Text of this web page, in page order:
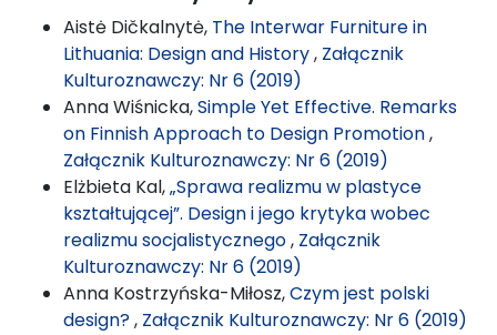
Aistė Dičkalnytė, The Interwar Furniture in
Lithuania: Design and History, Załącznik
Kulturoznawczy: Nr 6 (2019)
Anna Wiśnicka,Simple Yet Effective. Remarks
on Finnish Approach to Design Promotion,
Załącznik Kulturoznawczy: Nr 6 (2019)
Elżbieta Kal,„Sprawa realizmu w plastyce
kształtującej”. Design i jego krytyka wobec
realizmu socjalistycznego, Załącznik
Kulturoznawczy: Nr 6 (2019)
Anna Kostrzyńska-Miłosz,Czym jest polski
design?, Załącznik Kulturoznawczy: Nr 6 (2019)